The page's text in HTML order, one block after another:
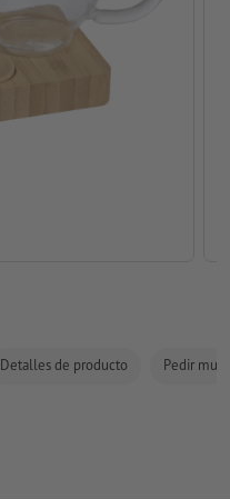
Detalles de producto Pedir